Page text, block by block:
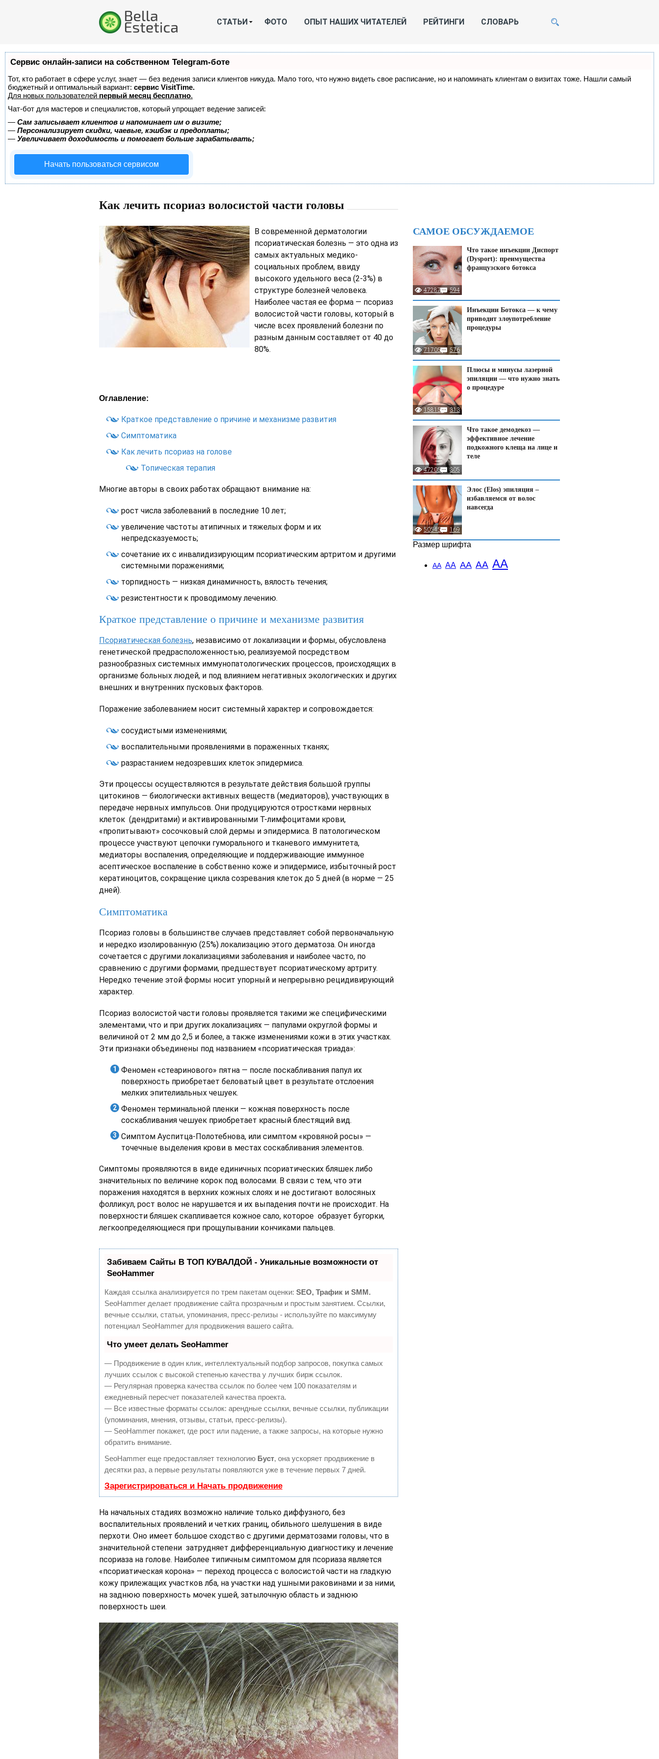
СТАТЬИ ФОТО ОПЫТ НАШИХ ЧИТАТЕЛЕЙ РЕЙТИНГИ СЛОВАРЬ
Сервис онлайн-записи на собственном Telegram-боте
Тот, кто работает в сфере услуг, знает — без ведения записи клиентов никуда. Мало того, что нужно видеть свое расписание, но и напоминать клиентам о визитах тоже. Нашли самый
бюджетный и оптимальный вариант: сервис VisitTime.
Для новых пользователей первый месяц бесплатно.
Чат-бот для мастеров и специалистов, который упрощает ведение записей:
— Сам записывает клиентов и напоминает им о визите;
— Персонализирует скидки, чаевые, кэшбэк и предоплаты;
— Увеличивает доходимость и помогает больше зарабатывать;
Начать пользоваться сервисом
Как лечить псориаз волосистой части головы
В современной дерматологии
псориатическая болезнь — это одна из
самых актуальных медико-
социальных проблем, ввиду
высокого удельного веса (2-3%) в
структуре болезней человека.
Наиболее частая ее форма — псориаз
волосистой части головы, который в
числе всех проявлений болезни по
разным данным составляет от 40 до
80%.
Оглавление:
Краткое представление о причине и механизме развития
Симптоматика
Как лечить псориаз на голове
Топическая терапия
Многие авторы в своих работах обращают внимание на:
рост числа заболеваний в последние 10 лет;
увеличение частоты атипичных и тяжелых форм и их
непредсказуемость;
сочетание их с инвалидизирующим псориатическим артритом и другими
системными поражениями;
торпидность — низкая динамичность, вялость течения;
резистентности к проводимому лечению.
Краткое представление о причине и механизме развития
Псориатическая болезнь, независимо от локализации и формы, обусловлена
генетической предрасположенностью, реализуемой посредством
разнообразных системных иммунопатологических процессов, происходящих в
организме больных людей, и под влиянием негативных экологических и других
внешних и внутренних пусковых факторов.
Поражение заболеванием носит системный характер и сопровождается:
сосудистыми изменениями;
воспалительными проявлениями в пораженных тканях;
разрастанием недозревших клеток эпидермиса.
Эти процессы осуществляются в результате действия большой группы
цитокинов — биологически активных веществ (медиаторов), участвующих в
передаче нервных импульсов. Они продуцируются отростками нервных
клеток (дендритами) и активированными Т-лимфоцитами крови,
«пропитывают» сосочковый слой дермы и эпидермиса. В патологическом
процессе участвуют цепочки гуморального и тканевого иммунитета,
медиаторы воспаления, определяющие и поддерживающие иммунное
асептическое воспаление в собственно коже и эпидермисе, избыточный рост
кератиноцитов, сокращение цикла созревания клеток до 5 дней (в норме — 25
дней).
Симптоматика
Псориаз головы в большинстве случаев представляет собой первоначальную
и нередко изолированную (25%) локализацию этого дерматоза. Он иногда
сочетается с другими локализациями заболевания и наиболее часто, по
сравнению с другими формами, предшествует псориатическому артриту.
Нередко течение этой формы носит упорный и непрерывно рецидивирующий
характер.
Псориаз волосистой части головы проявляется такими же специфическими
элементами, что и при других локализациях — папулами округлой формы и
величиной от 2 мм до 2,5 и более, а также изменениями кожи в этих участках.
Эти признаки объединены под названием «псориатическая триада»:
Феномен «стеаринового» пятна — после поскабливания папул их
поверхность приобретает беловатый цвет в результате отслоения
мелких эпителиальных чешуек.
Феномен терминальной пленки — кожная поверхность после
соскабливания чешуек приобретает красный блестящий вид.
Симптом Ауспитца-Полотебнова, или симптом «кровяной росы» —
точечные выделения крови в местах соскабливания элементов.
Симптомы проявляются в виде единичных псориатических бляшек либо
значительных по величине корок под волосами. В связи с тем, что эти
поражения находятся в верхних кожных слоях и не достигают волосяных
фолликул, рост волос не нарушается и их выпадения почти не происходит. На
поверхности бляшек скапливается кожное сало, которое образует бугорки,
легкоопределяющиеся при прощупывании кончиками пальцев.
Забиваем Сайты В ТОП КУВАЛДОЙ - Уникальные возможности от
SeoHammer
Каждая ссылка анализируется по трем пакетам оценки: SEO, Трафик и SMM.
SeoHammer делает продвижение сайта прозрачным и простым занятием. Ссылки,
вечные ссылки, статьи, упоминания, пресс-релизы - используйте по максимуму
потенциал SeoHammer для продвижения вашего сайта.
Что умеет делать SeoHammer
— Продвижение в один клик, интеллектуальный подбор запросов, покупка самых
лучших ссылок с высокой степенью качества у лучших бирж ссылок.
— Регулярная проверка качества ссылок по более чем 100 показателям и
ежедневный пересчет показателей качества проекта.
— Все известные форматы ссылок: арендные ссылки, вечные ссылки, публикации
(упоминания, мнения, отзывы, статьи, пресс-релизы).
— SeoHammer покажет, где рост или падение, а также запросы, на которые нужно
обратить внимание.
SeoHammer еще предоставляет технологию Буст, она ускоряет продвижение в
десятки раз, а первые результаты появляются уже в течение первых 7 дней.
Зарегистрироваться и Начать продвижение
На начальных стадиях возможно наличие только диффузного, без
воспалительных проявлений и четких границ, обильного шелушения в виде
перхоти. Оно имеет большое сходство с другими дерматозами головы, что в
значительной степени затрудняет дифференциальную диагностику и лечение
псориаза на голове. Наиболее типичным симптомом для псориаза является
«псориатическая корона» — переход процесса с волосистой части на гладкую
кожу прилежащих участков лба, на участки над ушными раковинами и за ними,
на заднюю поверхность мочек ушей, затылочную область и заднюю
поверхность шеи.
САМОЕ ОБСУЖДАЕМОЕ
47287 594
Что такое инъекции Диспорт
(Dysport): преимущества
французского ботокса
71705 576
Инъекции Ботокса — к чему
приводит злоупотребление
процедуры
158150 313
Плюсы и минусы лазерной
эпиляции — что нужно знать
о процедуре
47205 305
Что такое демодекоз —
эффективное лечение
подкожного клеща на лице и
теле
50545 169
Элос (Elos) эпиляция –
избавляемся от волос
навсегда
Размер шрифта
АА АА АА АА АА